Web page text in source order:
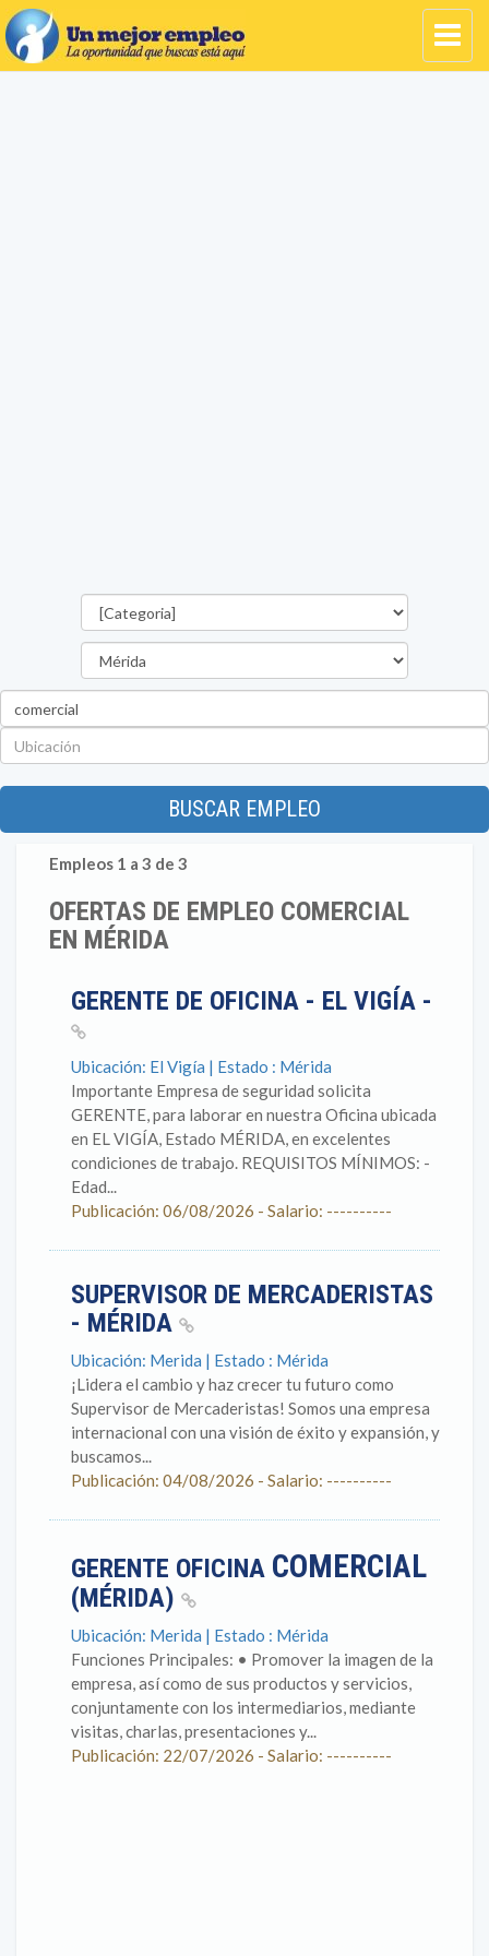
BUSCAR EMPLEO
Empleos 1 a 3 de 3
OFERTAS DE EMPLEO COMERCIAL
EN MÉRIDA
GERENTE DE OFICINA - EL VIGÍA -
Ubicación: El Vigía | Estado : Mérida
Importante Empresa de seguridad solicita
GERENTE, para laborar en nuestra Oficina ubicada
en EL VIGÍA, Estado MÉRIDA, en excelentes
condiciones de trabajo. REQUISITOS MÍNIMOS: -
Edad...
Publicación: 06/08/2026 - Salario: ----------
SUPERVISOR DE MERCADERISTAS
- MÉRIDA
Ubicación: Merida | Estado : Mérida
¡Lidera el cambio y haz crecer tu futuro como
Supervisor de Mercaderistas! Somos una empresa
internacional con una visión de éxito y expansión, y
buscamos...
Publicación: 04/08/2026 - Salario: ----------
GERENTE OFICINA COMERCIAL
(MÉRIDA)
Ubicación: Merida | Estado : Mérida
Funciones Principales: • Promover la imagen de la
empresa, así como de sus productos y servicios,
conjuntamente con los intermediarios, mediante
visitas, charlas, presentaciones y...
Publicación: 22/07/2026 - Salario: ----------